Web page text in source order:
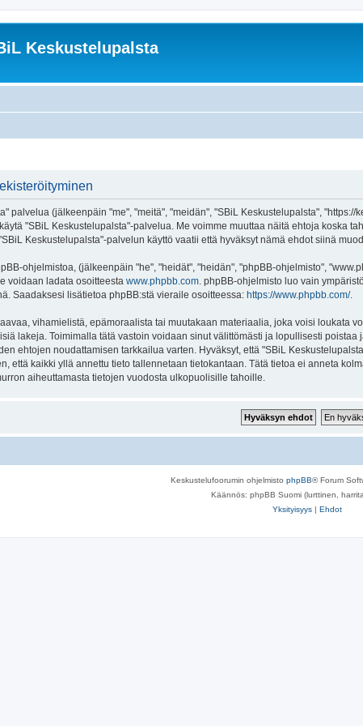
Keskustelupalsta
palvelua (jälkeenpäin "me", "meitä", "meidän", "SBiL Keskustelupalsta",
"SBiL Keskustelupalsta"-palvelua. Me voimme muuttaa näitä ehtoja koska
Keskustelupalsta"-palvelun käyttö vaatii että hyväksyt nämä ehdot siinä
ohjelmistoa, (jälkeenpäin "he", "heidät", "heidän", "phpBB-ohjelmisto",
voidaan ladata osoitteesta www.phpbb.com . phpBB-ohjelmisto luo vain
Saadaksesi lisätietoa phpBB:stä vieraile osoitteessa: https://www.phpbb.com/.
vihamielistä, epämoraalista tai muutakaan materiaalia, joka voisi loukata
lakeja. Toimimalla tätä vastoin voidaan sinut välittömästi ja lopullisesti
ehtojen noudattamisen tarkkailua varten. Hyväksyt, että "SBiL
että kaikki yllä annettu tieto tallennetaan tietokantaan. Tätä tietoa ei anneta
aiheuttamasta tietojen vuodosta ulkopuolisille tahoille.
Keskustelufoorumin ohjelmisto phpBB® Forum
Käännös: phpBB Suomi (lurttinen,
Yksityisyys | Ehdot